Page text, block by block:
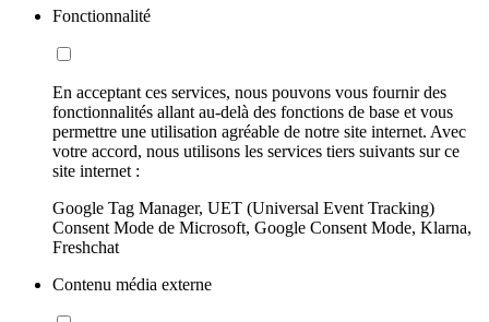
Fonctionnalité
En acceptant ces services, nous pouvons vous fournir des
fonctionnalités allant au-delà des fonctions de base et vous
permettre une utilisation agréable de notre site internet. Avec
votre accord, nous utilisons les services tiers suivants sur ce
site internet :
Google Tag Manager, UET (Universal Event Tracking)
Consent Mode de Microsoft, Google Consent Mode, Klarna,
Freshchat
Contenu média externe